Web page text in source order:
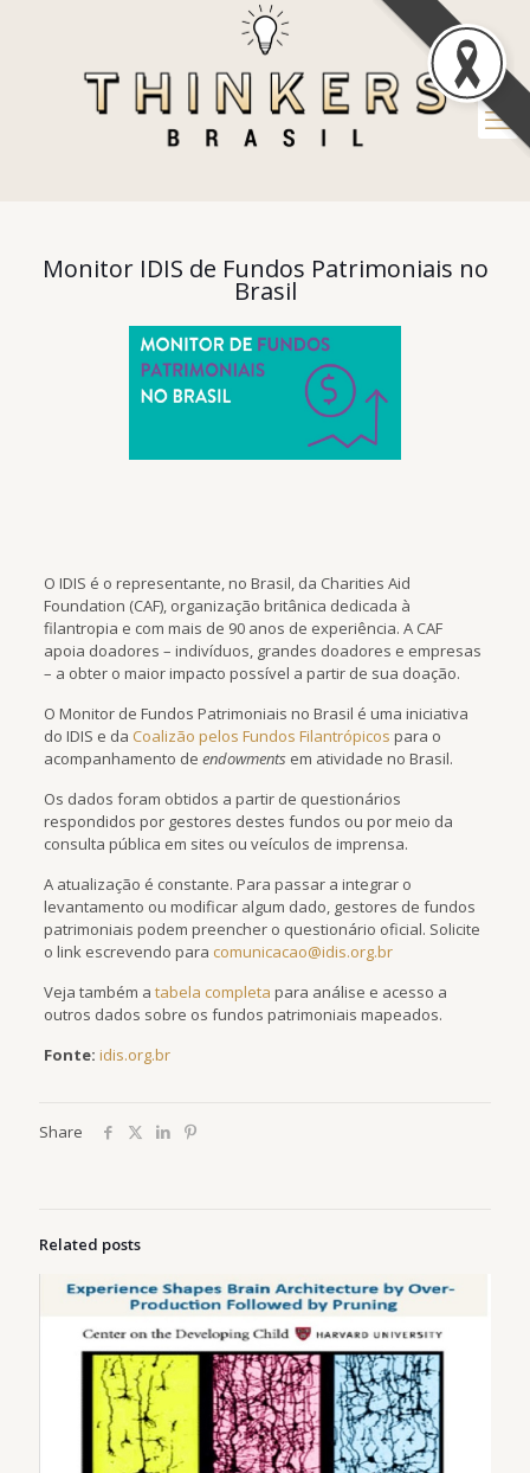
Monitor IDIS de Fundos Patrimoniais no
Brasil
O IDIS é o representante, no Brasil, da Charities Aid
Foundation (CAF), organização britânica dedicada à
filantropia e com mais de 90 anos de experiência. A CAF
apoia doadores – indivíduos, grandes doadores e empresas
– a obter o maior impacto possível a partir de sua doação.
O Monitor de Fundos Patrimoniais no Brasil é uma iniciativa
do IDIS e da Coalizão pelos Fundos Filantrópicos para o
acompanhamento de endowmentsem atividade no Brasil.
Os dados foram obtidos a partir de questionários
respondidos por gestores destes fundos ou por meio da
consulta pública em sites ou veículos de imprensa.
A atualização é constante. Para passar a integrar o
levantamento ou modificar algum dado, gestores de fundos
patrimoniais podem preencher o questionário oficial. Solicite
o link escrevendo para comunicacao@idis.org.br
Veja também a tabela completa para análise e acesso a
outros dados sobre os fundos patrimoniais mapeados.
Fonte: idis.org.br
Share
Related posts